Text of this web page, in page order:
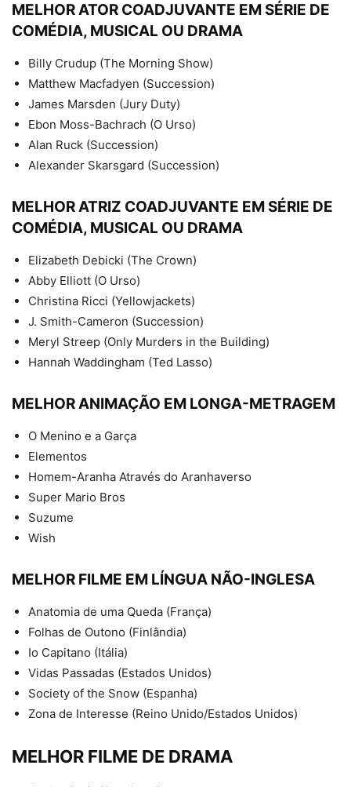
MELHOR ATOR COADJUVANTE EM SÉRIE DE
COMÉDIA, MUSICAL OU DRAMA
Billy Crudup (The Morning Show)
Matthew Macfadyen (Succession)
James Marsden (Jury Duty)
Ebon Moss-Bachrach (O Urso)
Alan Ruck (Succession)
Alexander Skarsgard (Succession)
MELHOR ATRIZ COADJUVANTE EM SÉRIE DE
COMÉDIA, MUSICAL OU DRAMA
Elizabeth Debicki (The Crown)
Abby Elliott (O Urso)
Christina Ricci (Yellowjackets)
J. Smith-Cameron (Succession)
Meryl Streep (Only Murders in the Building)
Hannah Waddingham (Ted Lasso)
MELHOR ANIMAÇÃO EM LONGA-METRAGEM
O Menino e a Garça
Elementos
Homem-Aranha Através do Aranhaverso
Super Mario Bros
Suzume
Wish
MELHOR FILME EM LÍNGUA NÃO-INGLESA
Anatomia de uma Queda (França)
Folhas de Outono (Finlândia)
Io Capitano (Itália)
Vidas Passadas (Estados Unidos)
Society of the Snow (Espanha)
Zona de Interesse (Reino Unido/Estados Unidos)
MELHOR FILME DE DRAMA